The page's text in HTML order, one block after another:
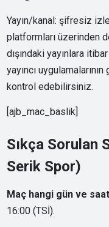
Yayın/kanal: şifresiz
platformları üzerinden
dışındaki yayınlara
yayıncı
kontrol edebilirsiniz.
[ajb_mac_baslik]
Sıkça Sorulan
Serik Spor)
Maç hangi gün ve
16:00 (TSİ).